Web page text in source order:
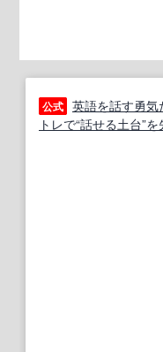
公式 英語を話す勇
トレで“話せる土台”